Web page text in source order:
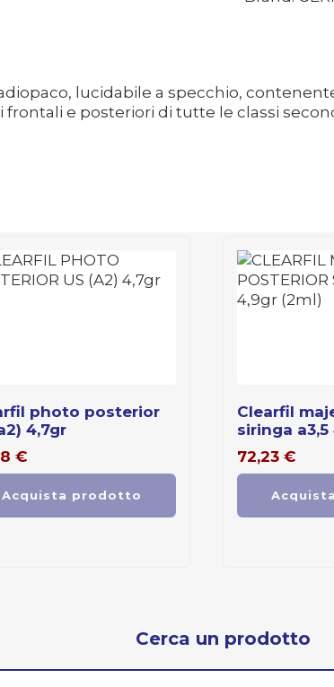
lucidabile a specchio,
frontali e posteriori di tutte le classi
4,7gr
€
Acquista prodotto
clearfil majesty posterior
siringa a3,5
72,23 €
Cerca un prodotto